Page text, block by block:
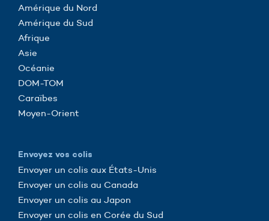
Amérique du Nord
Amérique du Sud
Afrique
Asie
Océanie
DOM-TOM
Caraïbes
Moyen-Orient
Envoyez vos colis
Envoyer un colis aux États-Unis
Envoyer un colis au Canada
Envoyer un colis au Japon
Envoyer un colis en Corée du Sud